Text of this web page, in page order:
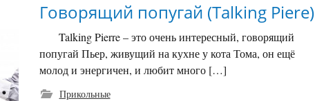
Говорящий попугай (Talking Piere)
Talking Pierre – это очень интересный, говорящий
попугай Пьер, живущий на кухне у кота Тома, он ещё
молод и энергичен, и любит много […]
Прикольные